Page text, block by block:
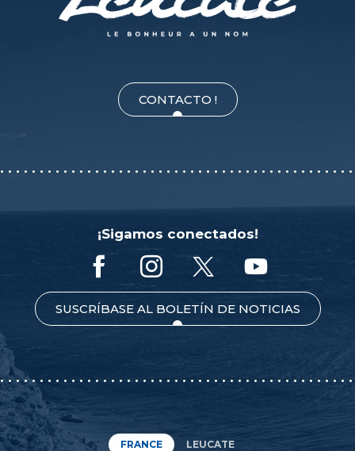
CONTACTO !
¡Sigamos conectados!
SUSCRÍBASE AL BOLETÍN DE NOTICIAS
FRANCE LEUCATE